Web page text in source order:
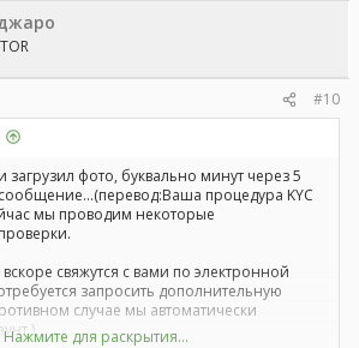
#10
загрузил фото, буквально минут через 5
процедура KYC
мы проводим некоторые
свяжутся с вами по электронной
запросить дополнительную
случае мы автоматически
Нажмите для раскрытия...